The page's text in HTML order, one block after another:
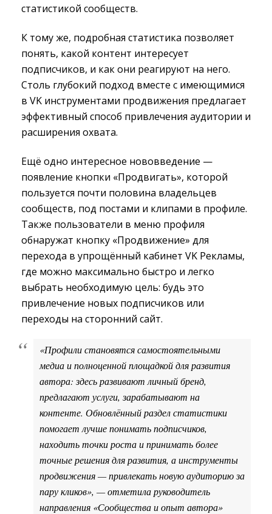
статистикой сообществ.
К тому же, подробная статистика позволяет
понять, какой контент интересует
подписчиков, и как они реагируют на него.
Столь глубокий подход вместе с имеющимися
в VK инструментами продвижения предлагает
эффективный способ привлечения аудитории и
расширения охвата.
Ещё одно интересное нововведение —
появление кнопки «Продвигать», которой
пользуется почти половина владельцев
сообществ, под постами и клипами в профиле.
Также пользователи в меню профиля
обнаружат кнопку «Продвижение» для
перехода в упрощённый кабинет VK Рекламы,
где можно максимально быстро и легко
выбрать необходимую цель: будь это
привлечение новых подписчиков или
переходы на сторонний сайт.
«Профили становятся самостоятельными
медиа и полноценной площадкой для развития
автора: здесь развивают личный бренд,
предлагают услуги, зарабатывают на
контенте. Обновлённый раздел статистики
помогает лучше понимать подписчиков,
находить точки роста и принимать более
точные решения для развития, а инструменты
продвижения — привлекать новую аудиторию за
пару кликов», — отметила руководитель
направления «Сообщества и опыт автора»